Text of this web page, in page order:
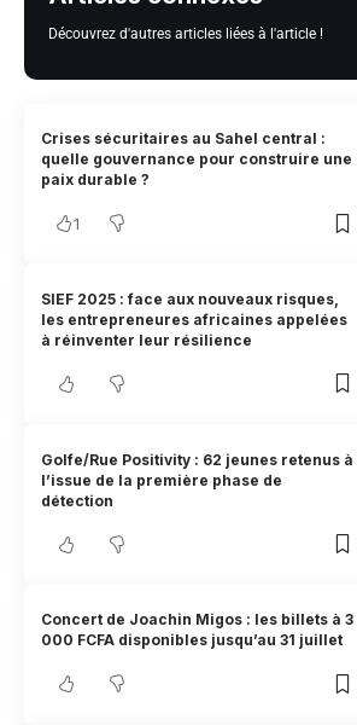
Découvrez d'autres articles liées à l'article !
Crises sécuritaires au Sahel central :
quelle gouvernance pour construire une
paix durable ?
1
SIEF 2025 : face aux nouveaux risques,
les entrepreneures africaines appelées
à réinventer leur résilience
Golfe/Rue Positivity : 62 jeunes retenus à
l’issue de la première phase de
détection
Concert de Joachin Migos : les billets à 3
000 FCFA disponibles jusqu’au 31 juillet